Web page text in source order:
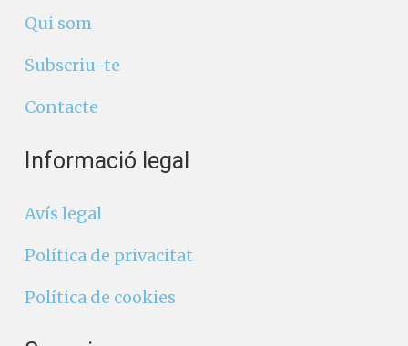
Qui som
Subscriu-te
Contacte
Informació legal
Avís legal
Política de privacitat
Política de cookies